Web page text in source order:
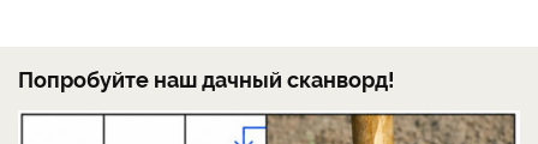
Попробуйте наш дачный сканворд!